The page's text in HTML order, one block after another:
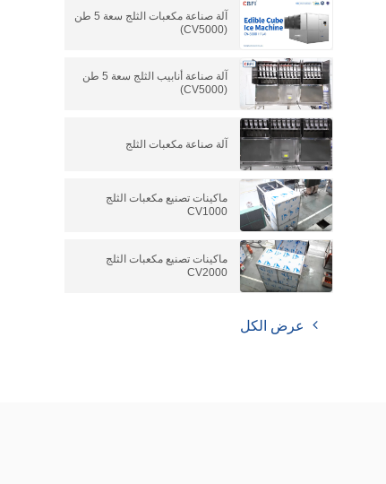
آلة صناعة مكعبات الثلج سعة 5 طن
(CV5000)
آلة صناعة أنابيب الثلج سعة 5 طن
(CV5000)
آلة صناعة مكعبات الثلج
ماكينات تصنيع مكعبات الثلج
CV1000
ماكينات تصنيع مكعبات الثلج
CV2000
عرض الكل